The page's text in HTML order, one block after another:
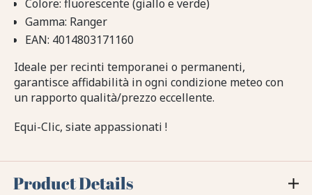
Colore: fluorescente (giallo e verde)
Gamma: Ranger
EAN: 4014803171160
Ideale per recinti temporanei o permanenti,
garantisce affidabilità in ogni condizione meteo con
un rapporto qualità/prezzo eccellente.
Equi-Clic, siate appassionati !
Product Details